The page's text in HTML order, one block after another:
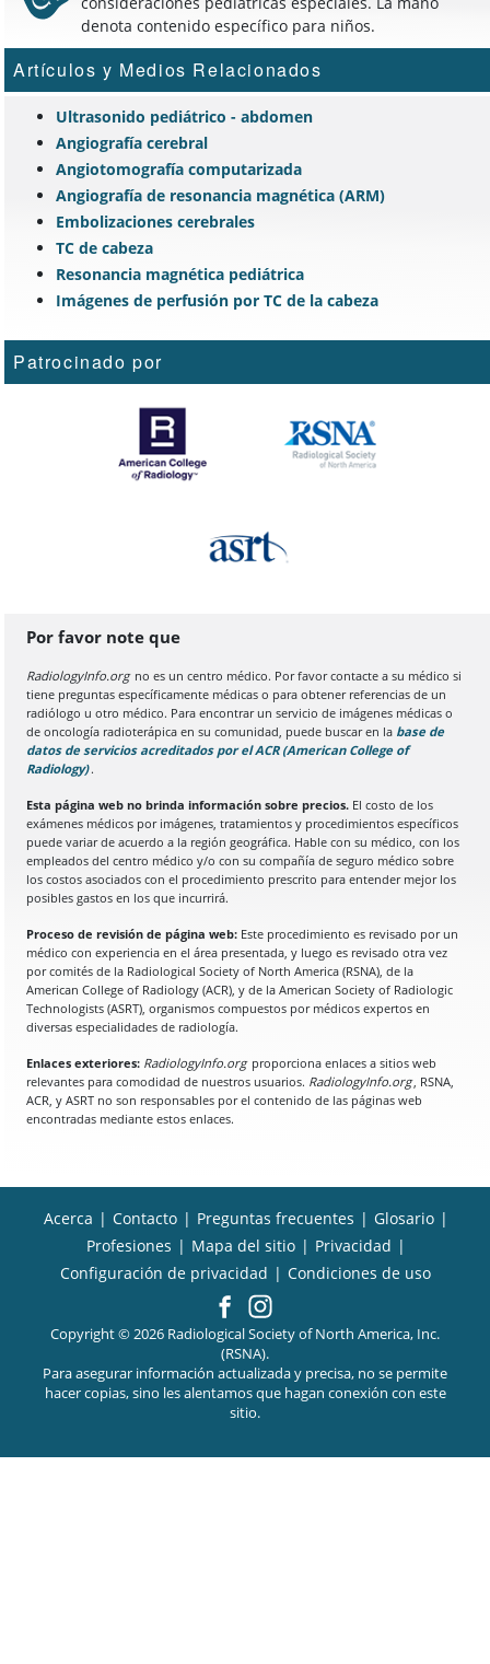
denota contenido específico para niños.
Artículos y Medios Relacionados
Ultrasonido pediátrico - abdomen
Angiografía cerebral
Angiotomografía computarizada
Angiografía de resonancia magnética (ARM)
Embolizaciones cerebrales
TC de cabeza
Resonancia magnética pediátrica
Imágenes de perfusión por TC de la cabeza
Patrocinado por
Por favor note que
RadiologyInfo.orgno es un centro médico. Por favor contacte a su médico si
tiene preguntas específicamente médicas o para obtener referencias de un
radiólogo u otro médico. Para encontrar un servicio de imágenes médicas o
de oncología radioterápica en su comunidad, puede buscar en la base de
datos de servicios acreditados por el ACR (American College of
Radiology)(Se abre en una nueva pestaña del navegador)
.
Esta página web no brinda información sobre precios. El costo de los
exámenes médicos por imágenes, tratamientos y procedimientos específicos
puede variar de acuerdo a la región geográfica. Hable con su médico, con los
empleados del centro médico y/o con su compañía de seguro médico sobre
los costos asociados con el procedimiento prescrito para entender mejor los
posibles gastos en los que incurrirá.
Proceso de revisión de página web: Este procedimiento es revisado por un
médico con experiencia en el área presentada, y luego es revisado otra vez
por comités de la Radiological Society of North America (RSNA), de la
American College of Radiology (ACR), y de la American Society of Radiologic
Technologists (ASRT), organismos compuestos por médicos expertos en
diversas especialidades de radiología.
Enlaces exteriores: RadiologyInfo.org proporciona enlaces a sitios web
relevantes para comodidad de nuestros usuarios. RadiologyInfo.org, RSNA,
ACR, y ASRT no son responsables por el contenido de las páginas web
encontradas mediante estos enlaces.
Acerca | Contacto | Preguntas frecuentes | Glosario |
Profesiones | Mapa del sitio | Privacidad |
Configuración de privacidad | Condiciones de uso
Copyright © 2026 Radiological Society of North America, Inc.
(RSNA).
Para asegurar información actualizada y precisa, no se permite
hacer copias, sino les alentamos que hagan conexión con este
sitio.